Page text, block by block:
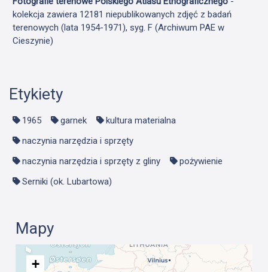
kolekcja zawiera 12181 niepublikowanych zdjęć z badań
terenowych (lata 1954-1971), syg. F (Archiwum PAE w
Cieszynie)
Etykiety
1965 garnek
kultura materialna
naczynia narzędzia i sprzęty
naczynia narzędzia i sprzęty z gliny
pożywienie
Serniki (ok. Lubartowa)
Mapy
+